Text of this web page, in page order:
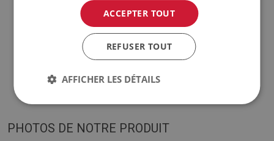
Les teintes de la moquette peuvent varier légèrement
par rapport à la visualisation.
Le tapis est conçu pour être utilisé sur une surface dure.
PHOTOS DE NOTRE PRODUIT
ACCEPTER TOUT
REFUSER TOUT
AFFICHER LES DÉTAILS